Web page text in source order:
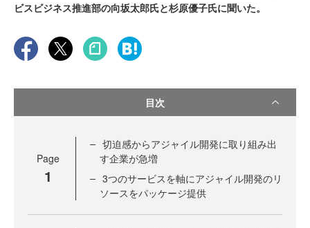
ビスビジネス推進部の向坂太郎氏と杉原優子氏に聞いた。
目次
Page
1
切迫感からアジャイル開発に取り組み出
す企業が急増
3つのサービスを軸にアジャイル開発のリ
ソースをパッケージ提供